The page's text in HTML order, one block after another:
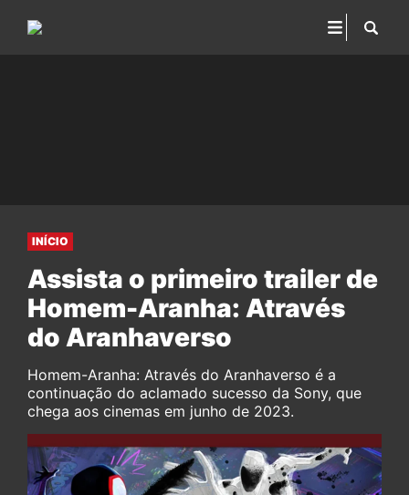
INÍCIO
Assista o primeiro trailer de
Homem-Aranha: Através
do Aranhaverso
Homem-Aranha: Através do Aranhaverso é a
continuação do aclamado sucesso da Sony, que
chega aos cinemas em junho de 2023.